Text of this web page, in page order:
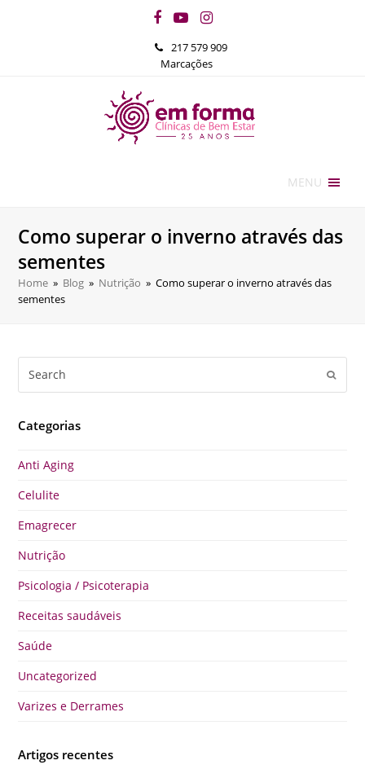
Facebook
YouTubeInstagram
217 579 909
Marcações
MENU
Como superar o inverno através das
sementes
Home » Blog » Nutrição » Como superar o inverno através das
sementes
Categorias
Anti Aging
Celulite
Emagrecer
Nutrição
Psicologia / Psicoterapia
Receitas saudáveis
Saúde
Uncategorized
Varizes e Derrames
Artigos recentes